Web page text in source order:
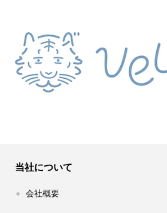
当社について
会社概要